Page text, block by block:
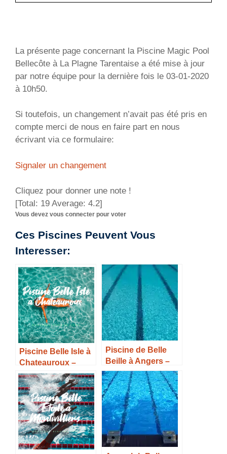
La présente page concernant la Piscine Magic Pool
Bellecôte à La Plagne Tarentaise a été mise à jour
par notre équipe pour la dernière fois le 03-01-2020
à 10h50.
Si toutefois, un changement n’avait pas été pris en
compte merci de nous en faire part en nous
écrivant via ce formulaire:
Signaler un changement
Cliquez pour donner une note !
[Total: 19 Average: 4.2]
Vous devez vous connecter pour voter
Ces Piscines Peuvent Vous
Interesser:
Piscine Belle Isle à
Chateauroux –
Horaires, Tarifs et
Infos –
Piscine de Belle
Beille à Angers –
Horaires, Tarifs et
Infos –